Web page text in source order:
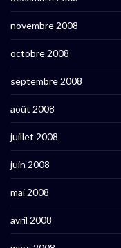
novembre 2008
octobre 2008
septembre 2008
août 2008
juillet 2008
juin 2008
mai 2008
avril 2008